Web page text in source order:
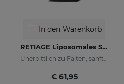
In den Warenkorb
RETIAGE Liposomales Serum
€ 61,95